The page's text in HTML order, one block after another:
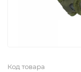
Код товара